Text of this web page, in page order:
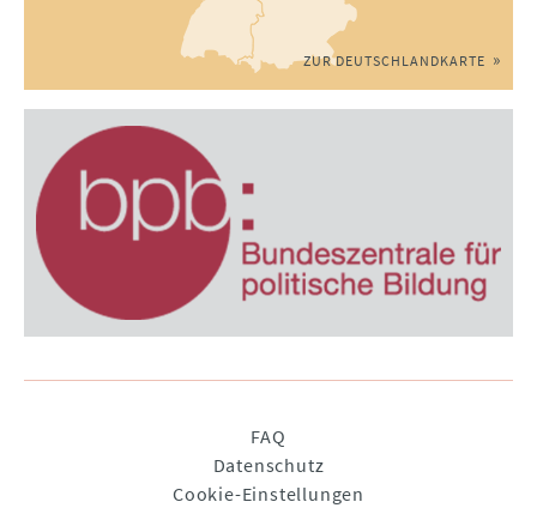
ZUR DEUTSCHLANDKARTE
FAQ
Datenschutz
Cookie-Einstellungen